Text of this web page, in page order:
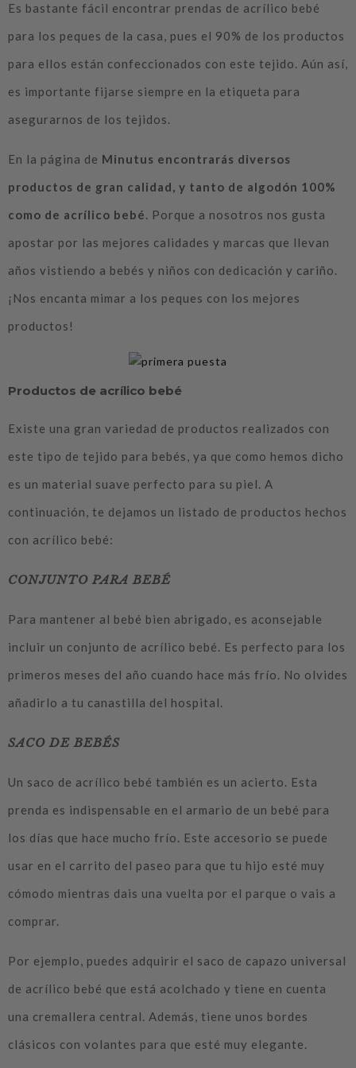
Es bastante fácil encontrar prendas de acrílico bebé
para los peques de la casa, pues el 90% de los productos
para ellos están confeccionados con este tejido. Aún así,
es importante fijarse siempre en la etiqueta para
asegurarnos de los tejidos.
En la página de Minutus encontrarás diversos
productos de gran calidad, y tanto de algodón 100%
como de acrílico bebé. Porque a nosotros nos gusta
apostar por las mejores calidades y marcas que llevan
años vistiendo a bebés y niños con dedicación y cariño.
¡Nos encanta mimar a los peques con los mejores
productos!
Productos de acrílico bebé
Existe una gran variedad de productos realizados con
este tipo de tejido para bebés, ya que como hemos dicho
es un material suave perfecto para su piel. A
continuación, te dejamos un listado de productos hechos
con acrílico bebé:
CONJUNTO PARA BEBÉ
Para mantener al bebé bien abrigado, es aconsejable
incluir un conjunto de acrílico bebé. Es perfecto para los
primeros meses del año cuando hace más frío. No olvides
añadirlo a tu canastilla del hospital.
SACO DE BEBÉS
Un saco de acrílico bebé también es un acierto. Esta
prenda es indispensable en el armario de un bebé para
los días que hace mucho frío. Este accesorio se puede
usar en el carrito del paseo para que tu hijo esté muy
cómodo mientras dais una vuelta por el parque o vais a
comprar.
Por ejemplo, puedes adquirir el saco de capazo universal
de acrílico bebé que está acolchado y tiene en cuenta
una cremallera central. Además, tiene unos bordes
clásicos con volantes para que esté muy elegante.